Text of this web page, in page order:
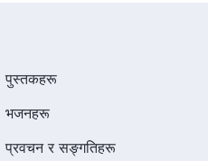
पुस्तकहरू
भजनहरू
प्रवचन र सङ्गतिहरू